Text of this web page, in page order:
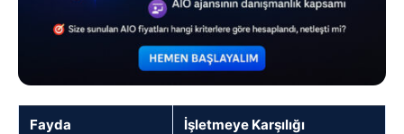
Fayda İşletmeye Karşılığı